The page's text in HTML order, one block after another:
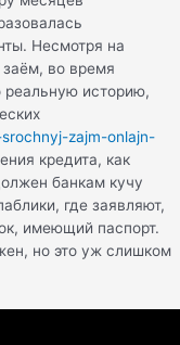
Несмотря на
заём, во время
реальную историю,
zajm-onlajn-
кредита, как
банкам кучу
где заявляют,
имеющий паспорт.
но это уж слишком